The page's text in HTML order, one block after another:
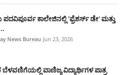
ಕಾಲೇಜಿನಲ್ಲಿ ‘ಫ್ರೆಶರ್ಸ್ ಡೇ’ ಮತ್ತು
News Bureau Jun 23, 2026
ವಾಣಿಜ್ಯ ವಿದ್ಯಾರ್ಥಿಗಳ ಪಾತ್ರ